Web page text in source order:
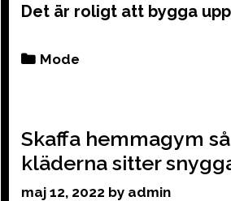
Det är roligt att bygga
Categories
Mode
Skaffa hemmagym
kläderna sitter
maj 12, 2022 by admin